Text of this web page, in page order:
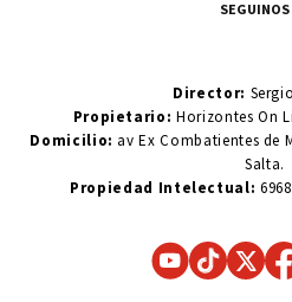
SEGUINOS
Director:
Propietario:Horizontes On
Domicilio: av Ex Combatientes de
Salta.
Propiedad Intelectual: